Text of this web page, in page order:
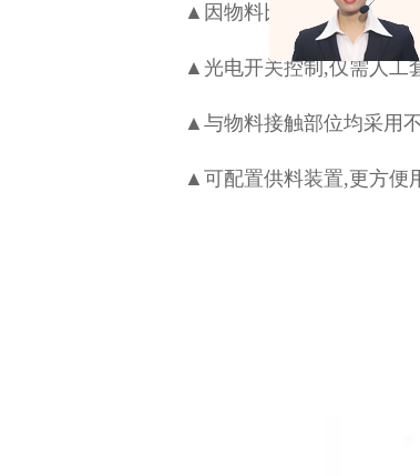
▲因物料比重和料位变化
▲光电开关控制,仅需人工
▲与物料接触部位均采用
▲可配置供料装置,更方便